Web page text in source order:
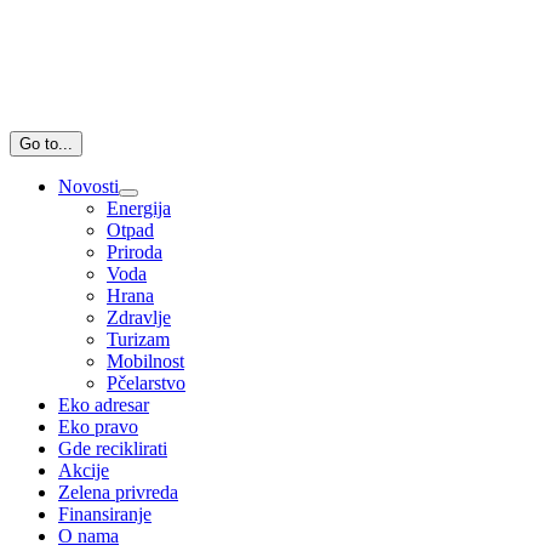
Go to...
Novosti
Energija
Otpad
Priroda
Voda
Hrana
Zdravlje
Turizam
Mobilnost
Pčelarstvo
Eko adresar
Eko pravo
Gde reciklirati
Akcije
Zelena privreda
Finansiranje
O nama